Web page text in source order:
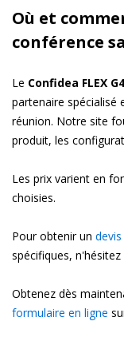
Où et
conférence
Le Confidea FLEX G4
partenaire spécialisé
réunion. Notre site
produit, les
Les prix varient en
choisies.
Pour obtenir un
spécifiques,
Obtenez dès
formulaire en ligne